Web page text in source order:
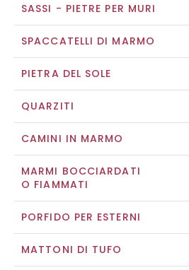
SASSI - PIETRE PER MURI
SPACCATELLI DI MARMO
PIETRA DEL SOLE
QUARZITI
CAMINI IN MARMO
MARMI BOCCIARDATI
O FIAMMATI
PORFIDO PER ESTERNI
MATTONI DI TUFO